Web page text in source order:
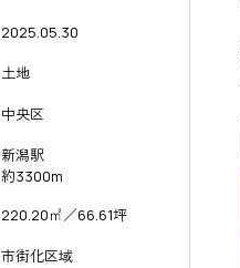
2025.05.30
土地
中央区
新潟駅
約3300m
220.20㎡／66.61坪
市街化区域